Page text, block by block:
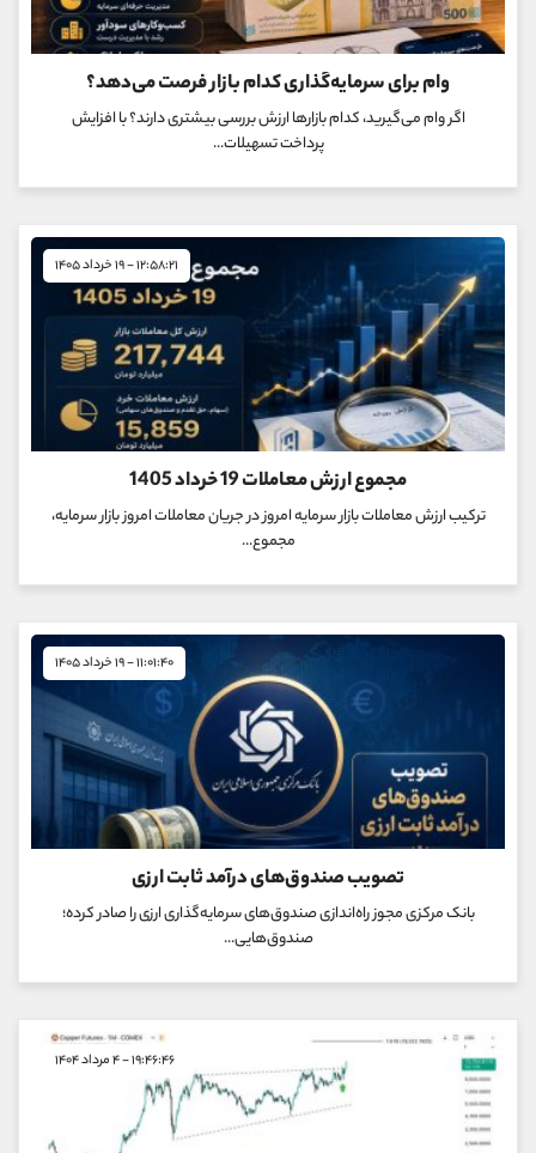
وام برای سرمایه‌گذاری کدام بازار فرصت می‌دهد؟
اگر وام می‌گیرید، کدام بازارها ارزش بررسی بیشتری دارند؟ با افزایش
پرداخت تسهیلات...
۱۲:۵۸:۲۱ - ۱۹ خرداد ۱۴۰۵
مجموع ارزش معاملات 19 خرداد 1405
ترکیب ارزش معاملات بازار سرمایه امروز در جریان معاملات امروز بازار سرمایه،
مجموع...
۱۱:۰۱:۴۰ - ۱۹ خرداد ۱۴۰۵
تصویب صندوق‌های درآمد ثابت ارزی
بانک مرکزی مجوز راه‌اندازی صندوق‌های سرمایه‌گذاری ارزی را صادر کرده؛
صندوق‌هایی...
۱۹:۴۶:۴۶ - ۴ مرداد ۱۴۰۴